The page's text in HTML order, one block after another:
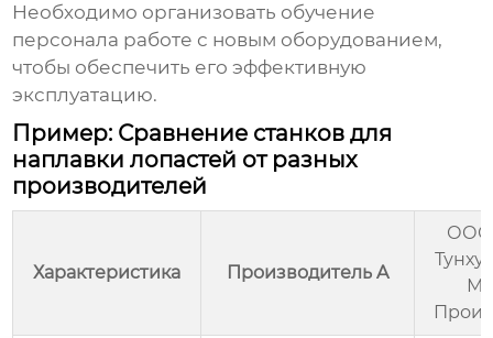
Необходимо организовать обучение
персонала работе с новым оборудованием,
чтобы обеспечить его эффективную
эксплуатацию.
Пример: Сравнение станков для
наплавки лопастей от разных
производителей
Характеристика Производитель A
ООО